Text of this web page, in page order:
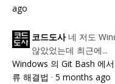
ago
코드도사 네 저도
않았었는데 최근에...
Windows 의 Git Bash 에
류 해결법 · 5 months ago